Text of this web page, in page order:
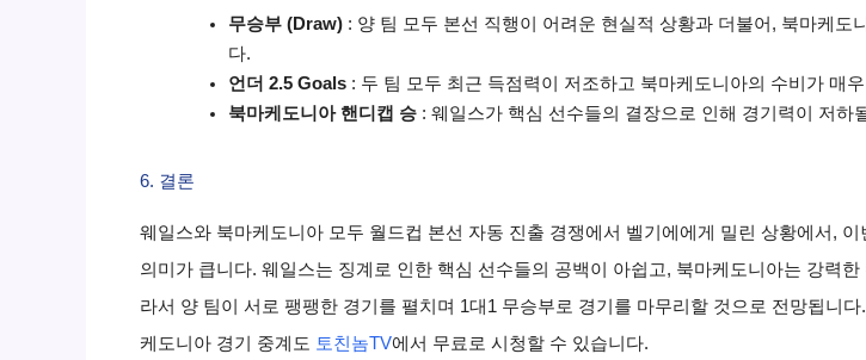
무승부 (Draw) : 양 팀 모두 본선 직행이 어려운 현실적 상황과 더불어, 북마케
다.
언더 2.5 Goals : 두 팀 모두 최근 득점력이 저조하고 북마케도니아의 수비가 매
북마케도니아 핸디캡 승 : 웨일스가 핵심 선수들의 결장으로 인해 경기력이 저
6. 결론
웨일스와 북마케도니아 모두 월드컵 본선 자동 진출 경쟁에서 벨기에에게 밀린 상황에서,
의미가 큽니다. 웨일스는 징계로 인한 핵심 선수들의 공백이 아쉽고, 북마케도니아는 강력
라서 양 팀이 서로 팽팽한 경기를 펼치며 1대1 무승부로 경기를 마무리할 것으로 전망됩니
케도니아 경기 중계도 토친놈TV에서 무료로 시청할 수 있습니다.